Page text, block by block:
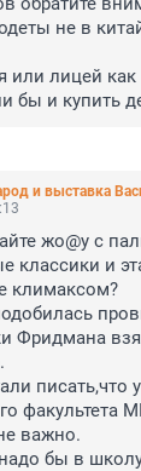
не в
или лицей как
бы и купить
и выставка
жо@у с
классики и
климаксом?
Фридмана
писать,что
факультета
важно.
бы в школу